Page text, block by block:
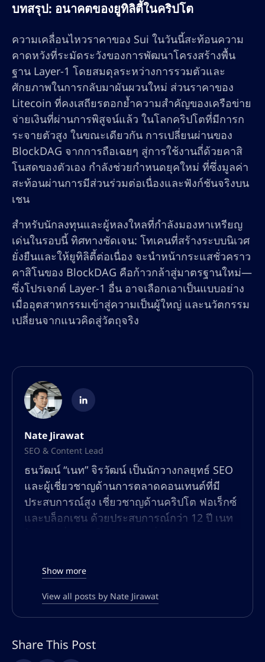
บทสรุป: อนาคตของยูทิลิตี้ในคริปโต
ความเคลื่อนไหวราคาของ Sui ในวันนี้สะท้อนความ
คาดหวังที่ระมัดระวังของการพัฒนาโครงสร้างพื้น
ฐาน Layer-1 โดยสมดุลระหว่างการรวมตัวและ
ศักยภาพในการกลับมาผันผวนใหม่ ส่วนราคาของ
Litecoin ที่คงเสถียรตอกย้ำความสำคัญของเครือข่าย
จ่ายเงินที่ผ่านการพิสูจน์แล้ว ในโลกคริปโตที่มีการก
ระจายตัวสูง ในขณะเดียวกัน การเปลี่ยนผ่านของ
BlockDAG จากการถือเฉยๆ สู่การใช้งานถี่ด้วยคาสิ
โนสดของตัวเอง กำลังช่วยกำหนดยุคใหม่ ที่ซึ่งมูลค่า
สะท้อนผ่านการมีส่วนร่วมต่อเนื่องและฟังก์ชันจริงบน
เชน
สำหรับนักลงทุนและผู้หลงใหลที่กำลังมองหาเหรียญ
เด่นในรอบนี้ ทิศทางชัดเจน: โทเคนที่สร้างระบบนิเวศ
ยั่งยืนและให้ยูทิลิตี้ต่อเนื่อง จะนำหน้ากระแสชั่วคราว
คาสิโนของ BlockDAG คือก้าวกล้าสู่มาตรฐานใหม่—
ซึ่งโปรเจกต์ Layer-1 อื่น อาจเลือกเอาเป็นแบบอย่าง
เมื่ออุตสาหกรรมเข้าสู่ความเป็นผู้ใหญ่ และนวัตกรรม
เปลี่ยนจากแนวคิดสู่วัตถุจริง
Nate Jirawat
SEO & Content Lead
ธนวัฒน์ “เนท” จิรวัฒน์ เป็นนักวางกลยุทธ์ SEO
และผู้เชี่ยวชาญด้านการตลาดคอนเทนต์ที่มี
ประสบการณ์สูง เชี่ยวชาญด้านคริปโต ฟอเร็กซ์
และบล็อกเชน ด้วยประสบการณ์กว่า 12 ปี เนท
ในการค้นหา และการสร้างคอนเทนต์ที่มีอัตรา
การแปลงสูงสำหรับแพลตฟอร์มทางการเงินและ
การซื้อขายทั่วโลก
เทคนิค การปรับแต่งทั้งแบบออนเพจและออฟ
Show more
View all posts by Nate Jirawat
Share This Post